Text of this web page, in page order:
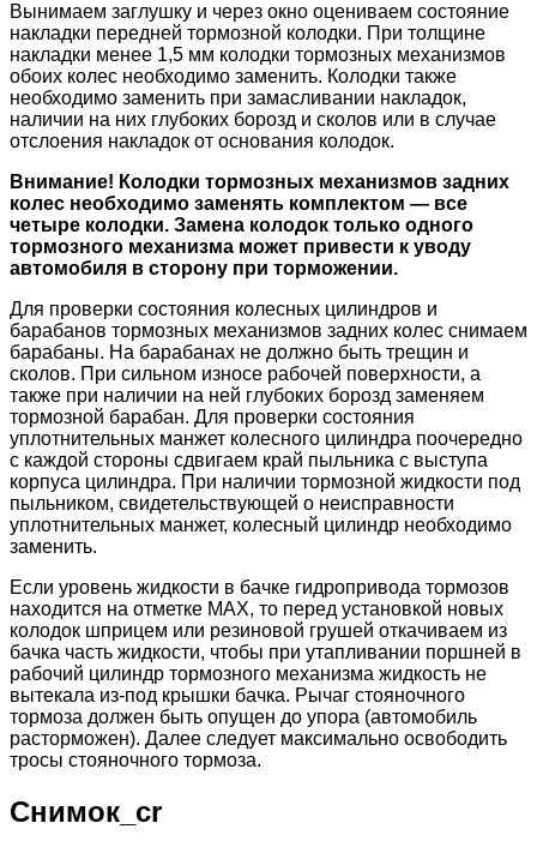
Вынимаем заглушку и через окно оцениваем состояние
накладки передней тормозной колодки. При толщине
накладки менее 1,5 мм колодки тормозных механизмов
обоих колес необходимо заменить. Колодки также
необходимо заменить при замасливании накладок,
наличии на них глубоких борозд и сколов или в случае
отслоения накладок от основания колодок.
Внимание! Колодки тормозных механизмов задних
колес необходимо заменять комплектом — все
четыре колодки. Замена колодок только одного
тормозного механизма может привести к уводу
автомобиля в сторону при торможении.
Для проверки состояния колесных цилиндров и
барабанов тормозных механизмов задних колес снимаем
барабаны. На барабанах не должно быть трещин и
сколов. При сильном износе рабочей поверхности, а
также при наличии на ней глубоких борозд заменяем
тормозной барабан. Для проверки состояния
уплотнительных манжет колесного цилиндра поочередно
с каждой стороны сдвигаем край пыльника с выступа
корпуса цилиндра. При наличии тормозной жидкости под
пыльником, свидетельствующей о неисправности
уплотнительных манжет, колесный цилиндр необходимо
заменить.
Если уровень жидкости в бачке гидропривода тормозов
находится на отметке MAX, то перед установкой новых
колодок шприцем или резиновой грушей откачиваем из
бачка часть жидкости, чтобы при утапливании поршней в
рабочий цилиндр тормозного механизма жидкость не
вытекала из-под крышки бачка. Рычаг стояночного
тормоза должен быть опущен до упора (автомобиль
расторможен). Далее следует максимально освободить
тросы стояночного тормоза.
Снимок_cr